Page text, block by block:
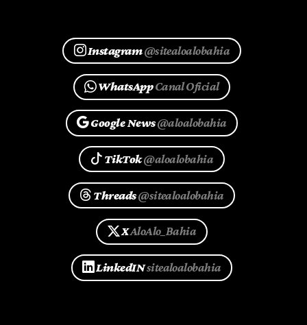
Instagram@sitealoalobahia
WhatsAppCanal Oficial
Google News@aloalobahia
TikTok@aloalobahia
Threads@sitealoalobahia
XAloAlo_Bahia
LinkedINsitealoalobahia